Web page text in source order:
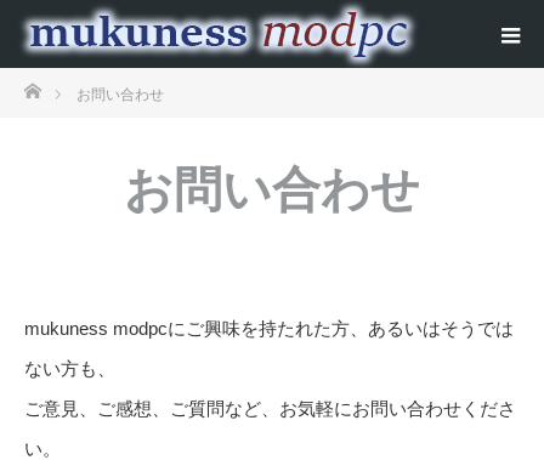
ホームお問い合わせ
お問い合わせ
mukuness modpcにご興味を持たれた方、あるいはそうでは
ない方も、
ご意見、ご感想、ご質問など、お気軽にお問い合わせくださ
い。